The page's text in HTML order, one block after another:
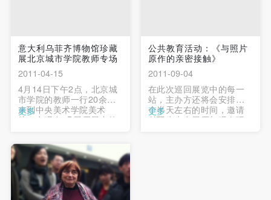
意大利乌菲齐博物馆珍藏
展北京城市学院教师专场
2011-04-15
4月14日下午2点，北京城
市学院的教师一行20余人
来到中央美术学院美术
馆，参观在2B展厅展出的
更多
公共教育活动：《与照片
原作的亲密接触》
2011-09-04
在此次巡回展览中的每一
站，主办方还将会安排一
个半天左右的时间，邀请
付羽先生在展厅与观众现
更多
意，同时知晓并同意本免责声明。参加者签名/勾选
后，视作其家属也已知晓并同意。
我已认真阅读上述条款，并且同意。
意，同时知晓并同意本免责声明。参加者签名/勾选
后，视作其家属也已知晓并同意。
我已认真阅读上述条款，并且同意。
意，同时知晓并同意本免责声明。参加者签名/勾选
后，视作其家属也已知晓并同意。
我已认真阅读上述条款，并且同意。